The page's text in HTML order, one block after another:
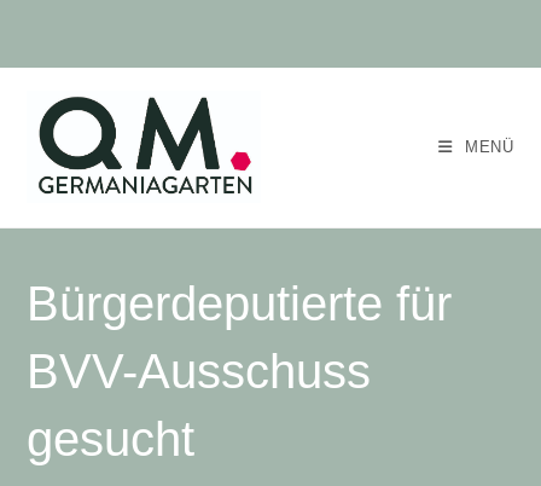
MENÜ
Bürgerdeputierte für
BVV-Ausschuss
gesucht